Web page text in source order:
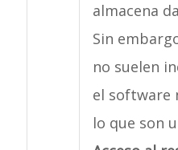
almacena
Sin
no suelen
el software
lo que son